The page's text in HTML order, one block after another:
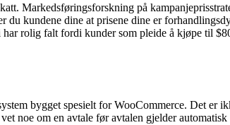
Markedsføringsforskning på
kundene dine at prisene dine er
rolig falt fordi kunder som pleide å kjøpe til
bygget spesielt for WooCommerce. Det er
noe om en avtale før avtalen gjelder